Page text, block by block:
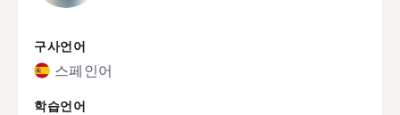
구사언어
스페인어
학습언어